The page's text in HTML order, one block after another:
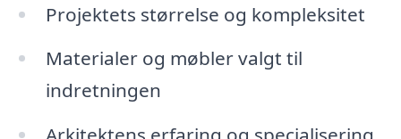
Projektets størrelse og kompleksitet
Materialer og møbler valgt til
indretningen